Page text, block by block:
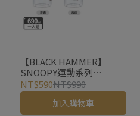
【BLACK HAMMER】
SNOOPY運動系列
TRITAN 彈跳手提運動瓶
690ML-衝浪款
NT$590NT$990
加入購物車